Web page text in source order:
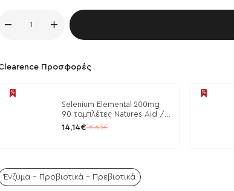
Προσφορές
Selenium Elemental 200mg
90 ταμπλέτες Natures Aid /
Μέταλλα
14,14€16,63€
Ένζυμα - Προβιοτικά - Πρεβιοτικά